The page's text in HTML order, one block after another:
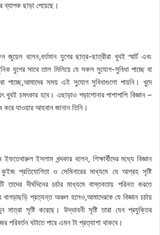
ছাড়া পেয়েছে।
বলেন,বর্তমান যুগের ছাত্র-ছাত্রীরা খুবই স্মার্ট এবং
যুগের সাথে তাল মিলিয়ে যে সকল সুযোগ-সুবিধা পাচ্ছে বা
পাচ্ছে,আমাদের সময় এই সুযোগ সুবিধাগুলো পায়নি। খুদে
খুবই চমৎকার হবে। এছাড়াও পড়াশোনার পাশাপাশি বিজ্ঞান –
করে যাওয়ার আহবান জানান তিনি।
ইসলাম খন্দকার বলেন, শিক্ষার্থীদের মধ্যে বিজ্ঞান
কুইজ প্রতিযোগিতা ও সেমিনারের মাধ্যমে যে আগ্রহ সৃষ্টি
দীর্ঘদিনের চর্চার মাধ্যমে বাস্তবতায় পরিনত করতে
খাগড়াছড়ি প্রত্যন্ত অঞ্চল হলেও,আমাদেরকে যে বিজ্ঞান চর্চায়
সৃষ্টি করেছে। উদ্ভাবনী সৃষ্টি তারা যেন প্রযুক্তির
পরিবর্তন ঘটাতে পারে এমন টা প্রত্যাশা থাকবে।